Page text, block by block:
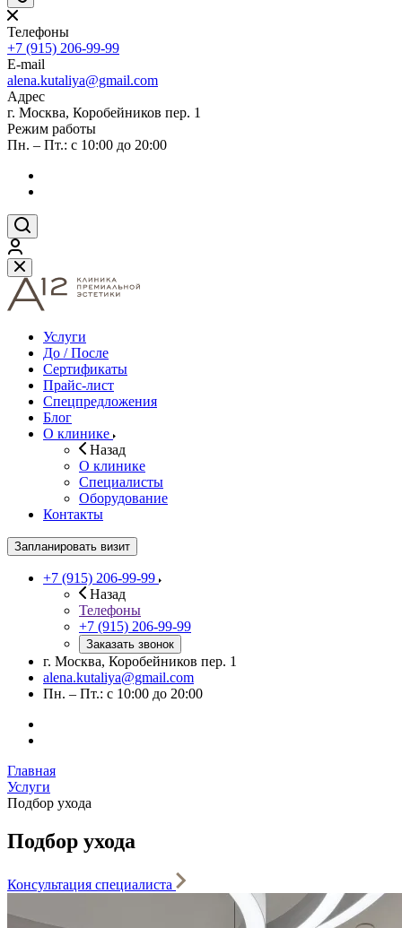
Телефоны
+7 (915) 206-99-99
E-mail
alena.kutaliya@gmail.com
Адрес
г. Москва, Коробейников пер. 1
Режим работы
Пн. – Пт.: с 10:00 до 20:00
Услуги
До / После
Сертификаты
Прайс-лист
Спецпредложения
Блог
О клинике
Назад
О клинике
Специалисты
Оборудование
Контакты
Запланировать визит
+7 (915) 206-99-99
Назад
Телефоны
+7 (915) 206-99-99
Заказать звонок
г. Москва, Коробейников пер. 1
alena.kutaliya@gmail.com
Пн. – Пт.: с 10:00 до 20:00
Главная
Услуги
Подбор ухода
Подбор ухода
Консультация специалиста